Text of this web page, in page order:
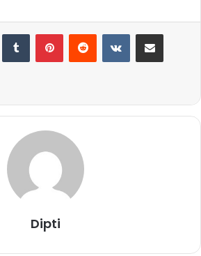
Dipti